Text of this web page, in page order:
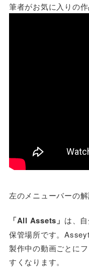
筆者がお気に入りの
左のメニューバーの解
「All Assets」 は、
保管場所です。
製作中の動画ごとに
すくなります。